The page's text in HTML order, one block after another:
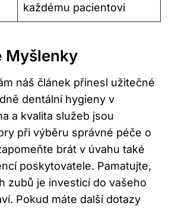
každému pacientovi
Myšlenky
náš článek přinesl užitečné
dentální hygieny v
a kvalita služeb jsou
při výběru správné péče o
brát v úvahu také
poskytovatele. Pamatujte,
zubů je investicí do vašeho
Pokud máte další dotazy